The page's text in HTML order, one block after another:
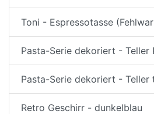
Toni - Espressotasse
Pasta-Serie dekoriert - Teller
Pasta-Serie dekoriert - Teller
Retro Geschirr - dunkelblau